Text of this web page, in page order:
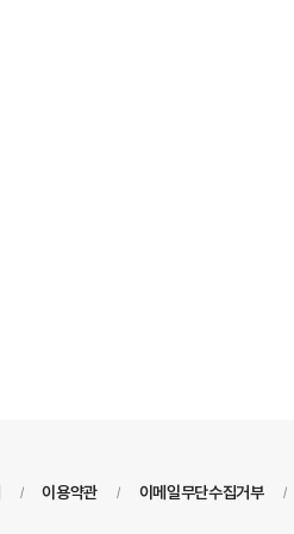
/ 이용약관 / 이메일무단수집거부 /